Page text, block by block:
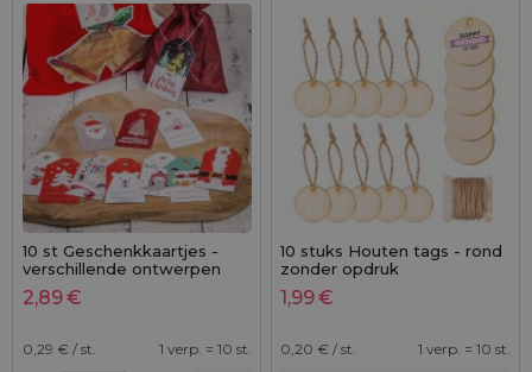
10 st Geschenkkaartjes -
verschillende ontwerpen
2,89€
0,29 € / st. 1 verp. = 10 st.
10 stuks Houten tags - rond
zonder opdruk
1,99€
0,20 € / st. 1 verp. = 10 st.